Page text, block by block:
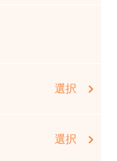
選択
選択